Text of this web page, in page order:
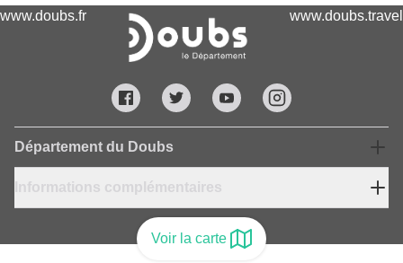
Voir la carte
www.doubs.fr www.doubs.travel
Département du Doubs
Informations complémentaires